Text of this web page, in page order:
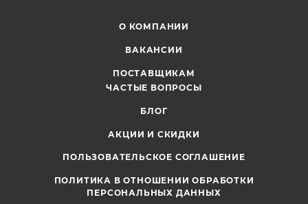
О КОМПАНИИ
ВАКАНСИИ
ПОСТАВЩИКАМ
ЧАСТЫЕ ВОПРОСЫ
БЛОГ
АКЦИИ И СКИДКИ
ПОЛЬЗОВАТЕЛЬСКОЕ СОГЛАШЕНИЕ
ПОЛИТИКА В ОТНОШЕНИИ ОБРАБОТКИ
ПЕРСОНАЛЬНЫХ ДАННЫХ